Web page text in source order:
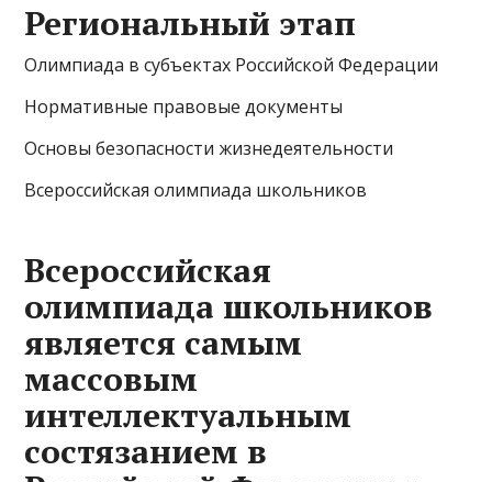
Региональный этап
Олимпиада в субъектах Российской Федерации
Нормативные правовые документы
Основы безопасности жизнедеятельности
Всероссийская олимпиада школьников
Всероссийская
олимпиада школьников
является самым
массовым
интеллектуальным
состязанием в